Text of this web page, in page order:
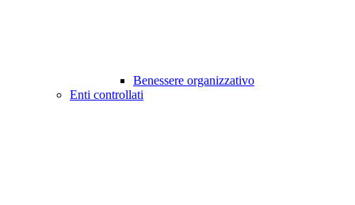
Benessere organizzativo
Enti controllati